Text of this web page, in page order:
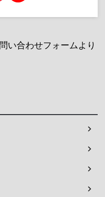
い合わせフォームより